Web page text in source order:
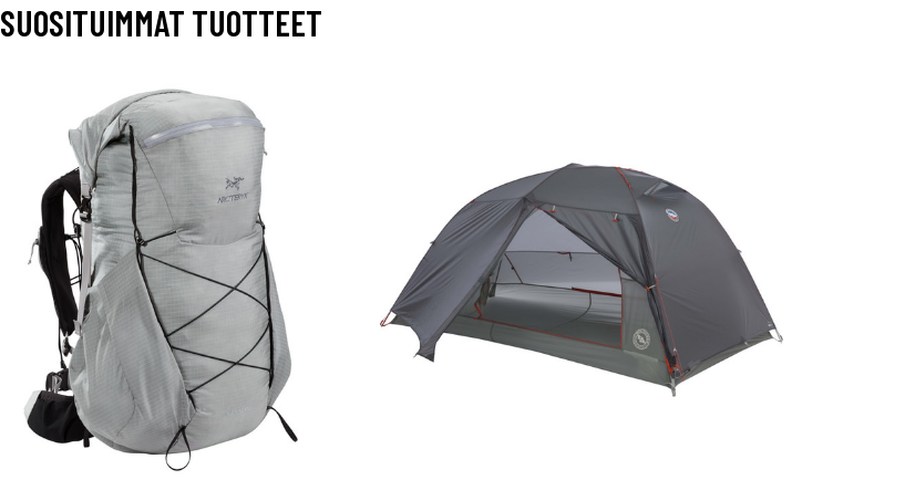
SUOSITUIMMAT TUOTTEET